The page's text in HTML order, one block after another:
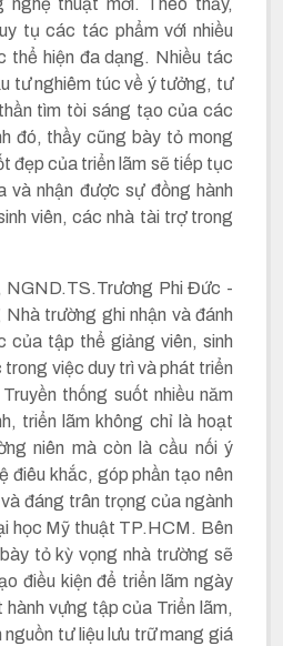
nghệ thuật mới. Theo thầy,
tụ các tác phẩm với nhiều
thể hiện đa dạng. Nhiều tác
tư nghiêm túc về ý tưởng, tư
tìm tòi sáng tạo của các
đó, thầy cũng bày tỏ mong
đẹp của triển lãm sẽ tiếp tục
và nhận được sự đồng hành
viên, các nhà tài trợ trong
NGND.TS.Trương Phi Đức -
trường ghi nhận và đánh
của tập thể giảng viên, sinh
trong việc duy trì và phát triển
thống suốt nhiều năm
triển lãm không chỉ là hoạt
niên mà còn là cầu nối ý
điêu khắc, góp phần tạo nên
đáng trân trọng của ngành
học Mỹ thuật TP.HCM. Bên
tỏ kỳ vọng nhà trường sẽ
điều kiện để triển lãm ngày
vựng tập của Triển lãm,
tư liệu lưu trữ mang giá